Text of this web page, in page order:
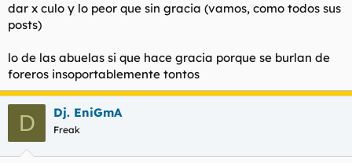
(Un mes.)
fáciles.
Si, lo de las abuelas era muchisisimo mas gracioso.
dar x culo y lo peor que sin gracia (vamos, como todos sus
posts)
lo de las abuelas si que hace gracia porque se burlan de
foreros insoportablemente tontos
D Dj. EniGmA
Freak